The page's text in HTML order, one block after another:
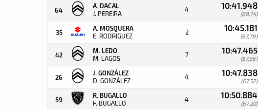
64
A. DACAL
J. PEREIRA 4 10:41.948
(68,14)
35
A. MOSQUERA
E. RODRIGUEZ 2 10:45.181
(67,79)
42
M. LEDO
M. LAGOS 7 10:47.465
(67,56)
26
J. GONZÁLEZ
D. GONZÁLEZ 4 10:47.838
(67,52)
59
R. BUGALLO
F. BUGALLO 4 10:50.884
(67,20)